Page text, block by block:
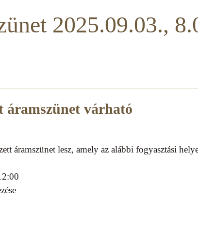
2025.09.03.,
áramszünet várható
áramszünet lesz, amely az alábbi fogyasztási